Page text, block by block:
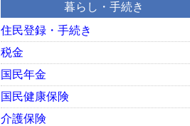
暮らし・手続き
住民登録・手続き
税金
国民年金
国民健康保険
介護保険